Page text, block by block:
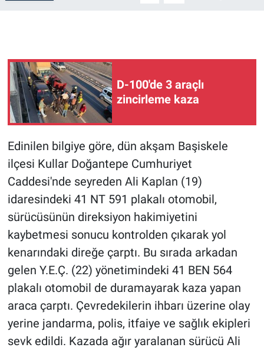
D-100'de 3 araçlı
zincirleme kaza
Edinilen bilgiye göre, dün akşam Başiskele
ilçesi Kullar Doğantepe Cumhuriyet
Caddesi'nde seyreden Ali Kaplan (19)
idaresindeki 41 NT 591 plakalı otomobil,
sürücüsünün direksiyon hakimiyetini
kaybetmesi sonucu kontrolden çıkarak yol
kenarındaki direğe çarptı. Bu sırada arkadan
gelen Y.E.Ç. (22) yönetimindeki 41 BEN 564
plakalı otomobil de duramayarak kaza yapan
araca çarptı. Çevredekilerin ihbarı üzerine olay
yerine jandarma, polis, itfaiye ve sağlık ekipleri
sevk edildi. Kazada ağır yaralanan sürücü Ali